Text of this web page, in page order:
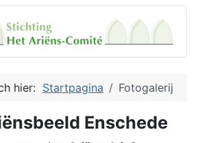
hier: Startpagina Fotogalerij
Enschede